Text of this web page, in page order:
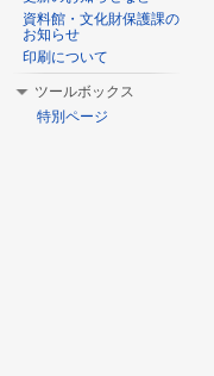
資料館・文化財保護課の
お知らせ
印刷について
ツールボックス
特別ページ